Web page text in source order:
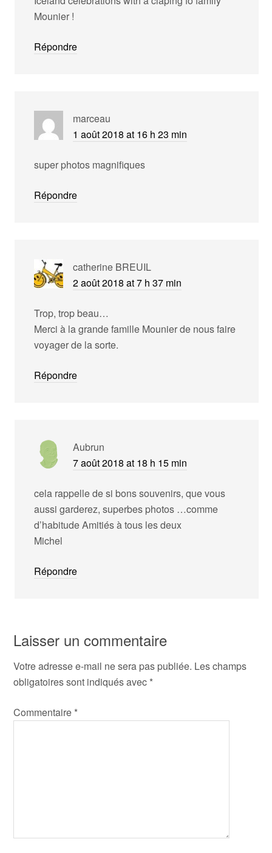
Mounier !
Répondre
marceau
1 août 2018 at 16 h 23 min
super photos magnifiques
Répondre
catherine BREUIL
2 août 2018 at 7 h 37 min
Trop, trop beau…
Merci à la grande famille Mounier de nous faire
voyager de la sorte.
Répondre
Aubrun
7 août 2018 at 18 h 15 min
cela rappelle de si bons souvenirs, que vous
aussi garderez, superbes photos …comme
d’habitude Amitiés à tous les deux
Michel
Répondre
Laisser un commentaire
Votre adresse e-mail ne sera pas publiée. Les champs
obligatoires sont indiqués avec *
Commentaire *